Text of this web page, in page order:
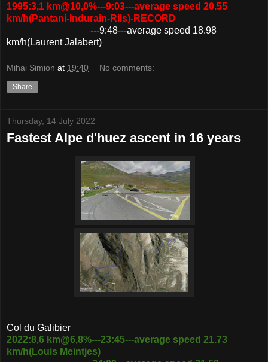
1995:3,1 km@10,0%---9:03---average speed 20.55
km/h(Pantani-Indurain-Riis)-RECORD
---9:48---average speed 18.98
km/h(Laurent Jalabert)
Mihai Simion at 19:40 No comments:
Share
Thursday, 14 July 2022
Fastest Alpe d'huez ascent in 16 years
Col du Galibier
2022:8,6 km@6,8%---23:45---average speed 21.73
km/h(Louis Meintjes)